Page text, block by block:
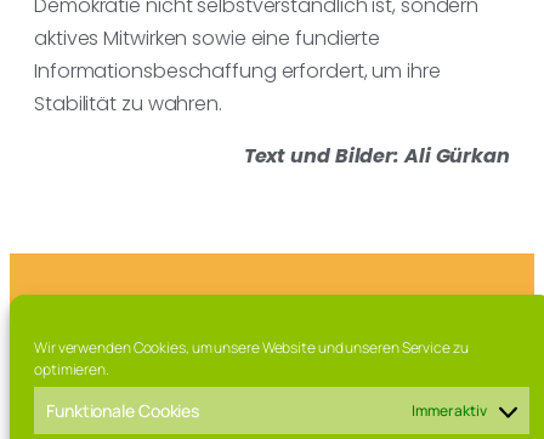
Wir verwenden Cookies, um unsere Website und unseren Service zu
optimieren.
Funktionale Cookies Immer aktiv
aktives Mitwirken sowie eine fundierte
Informationsbeschaffung erfordert, um ihre
Stabilität zu wahren.
Text und Bilder: Ali Gürkan
Tel. 09771 / 63 015 0
Fax. 09771 / 63 015 – 99
Mail: direktorat[at]rhoen-gymnasium.de